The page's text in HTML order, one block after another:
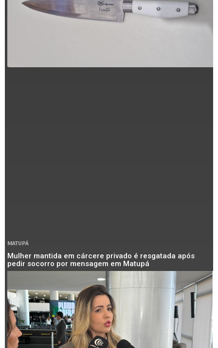
MATUPÁ
Mulher mantida em cárcere privado é resgatada após
pedir socorro por mensagem em Matupá